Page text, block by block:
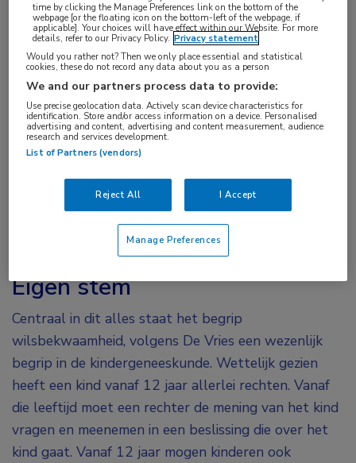
Het antwoord lijkt overduidelijk: kinderen zijn geen
kleine volwassenen, hun lichaam is anders en dat
rechtvaardigt het feit dat er specialisten voor zijn.
Maar voor De Vries is dat niet het volledige
antwoord. “Want kinderen zijn niet alleen fysiek
anders: het zijn wezens die op weg zijn naar
volwassenheid. Kinderartsen hopen dat zij zich zo
gezond mogelijk ontwikkelen, met een breed scala
aan mogelijkheden en kansen in de toekomst.
Tegelijk zijn kinderen wezens in het hier en nu, met
steeds meer een eigen mening.”
Eigen stem
Centraal in dit alles staat het begrip
wilsbekwaamheid, volgens De Vries een wezenlijk
begrip in de kindergeneeskunde. Wettelijk gezien
heeft een kind vanaf 12 jaar allerlei rechten. Vanaf
die leeftijd moet een rechter de mening van het kind
vragen en meenemen in een beslissing die over het
kind gaat. Vanaf 12 jaar mogen kinderen ook
time by clicking the Manage Preferences link on the bottom of the
webpage [or the floating icon on the bottom-left of the webpage, if
applicable]. Your choices will have effect within our Website. For more
details, refer to our Privacy Policy. Privacy statement
Would you rather not? Then we only place essential and statistical
cookies, these do not record any data about you as a person
We and our partners process data to provide:
Use precise geolocation data. Actively scan device characteristics for
identification. Store and/or access information on a device. Personalised
advertising and content, advertising and content measurement, audience
research and services development.
List of Partners (vendors)
Reject All I Accept
Manage Preferences